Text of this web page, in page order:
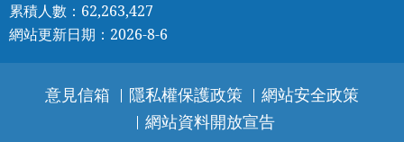
累積人數：62,263,427
網站更新日期：2026-8-6
意見信箱 隱私權保護政策
網站安全政策
網站資料開放宣告